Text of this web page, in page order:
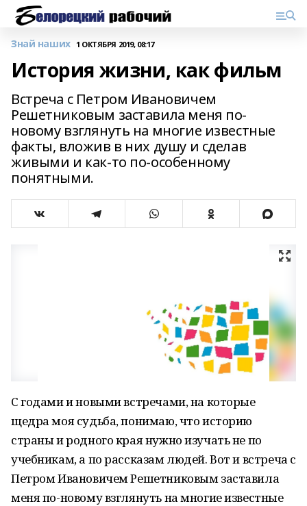
Знай наших 1 ОКТЯБРЯ 2019, 08:17
История жизни, как фильм
Встреча с Петром Ивановичем
Решетниковым заставила меня по-
новому взглянуть на многие известные
факты, вложив в них душу и сделав
живыми и как-то по-особенному
понятными.
С годами и новыми встречами, на которые
щедра моя судьба, понимаю, что историю
страны и родного края нужно изучать не по
учебникам, а по рассказам людей. Вот и встреча с
Петром Ивановичем Решетниковым заставила
меня по-новому взглянуть на многие известные